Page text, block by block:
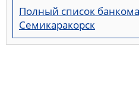
Полный список
Семикаракорск